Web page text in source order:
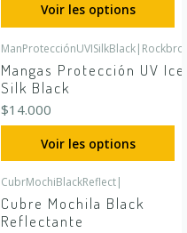
Voir les options
ManProtecciónUVISilkBlack|
Mangas Protección UV Ice
Silk Black
$14.000
Voir les options
CubrMochiBlackReflect|
Cubre Mochila Black
Reflectante